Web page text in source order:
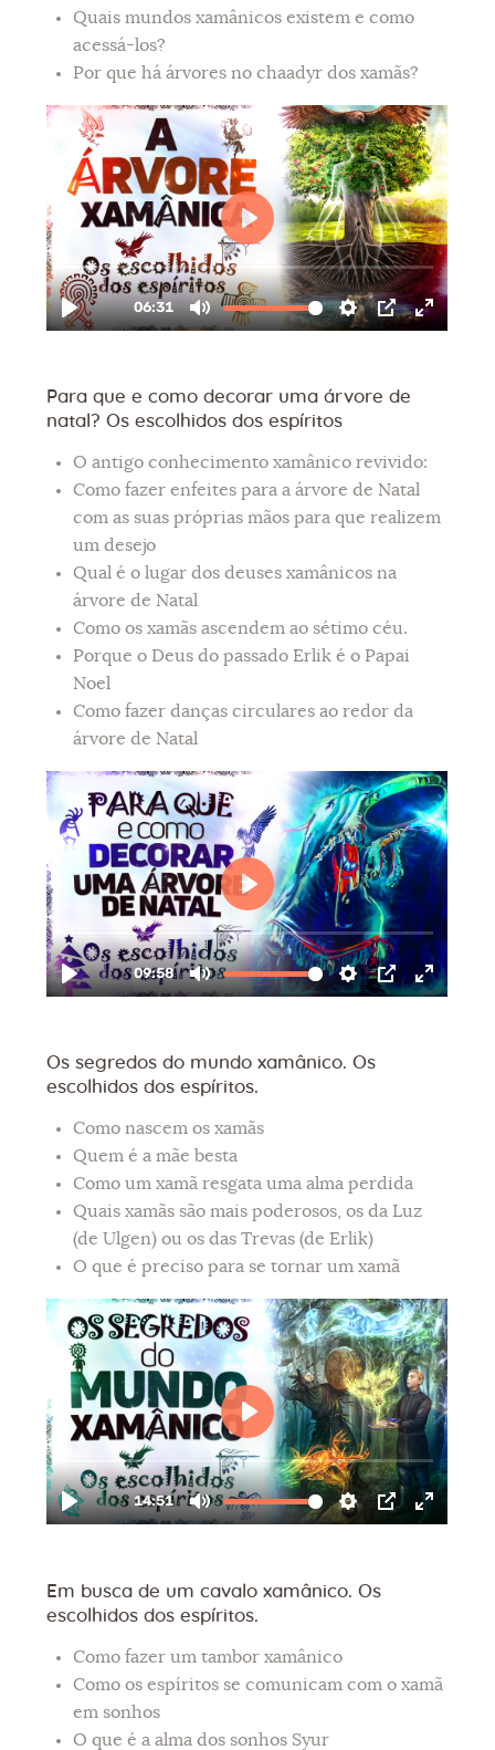
Quais mundos xamânicos existem e como
acessá-los?
Por que há árvores no chaadyr dos xamãs?
Para que e como decorar uma árvore de
natal? Os escolhidos dos espíritos
O antigo conhecimento xamânico revivido:
Como fazer enfeites para a árvore de Natal
com as suas próprias mãos para que realizem
um desejo
Qual é o lugar dos deuses xamânicos na
árvore de Natal
Como os xamãs ascendem ao sétimo céu.
Porque o Deus do passado Erlik é o Papai
Noel
Como fazer danças circulares ao redor da
árvore de Natal
Os segredos do mundo xamânico. Os
escolhidos dos espíritos.
Como nascem os xamãs
Quem é a mãe besta
Como um xamã resgata uma alma perdida
Quais xamãs são mais poderosos, os da Luz
(de Ulgen) ou os das Trevas (de Erlik)
O que é preciso para se tornar um xamã
Em busca de um cavalo xamânico. Os
escolhidos dos espíritos.
Como fazer um tambor xamânico
Como os espíritos se comunicam com o xamã
em sonhos
O que é a alma dos sonhos Syur